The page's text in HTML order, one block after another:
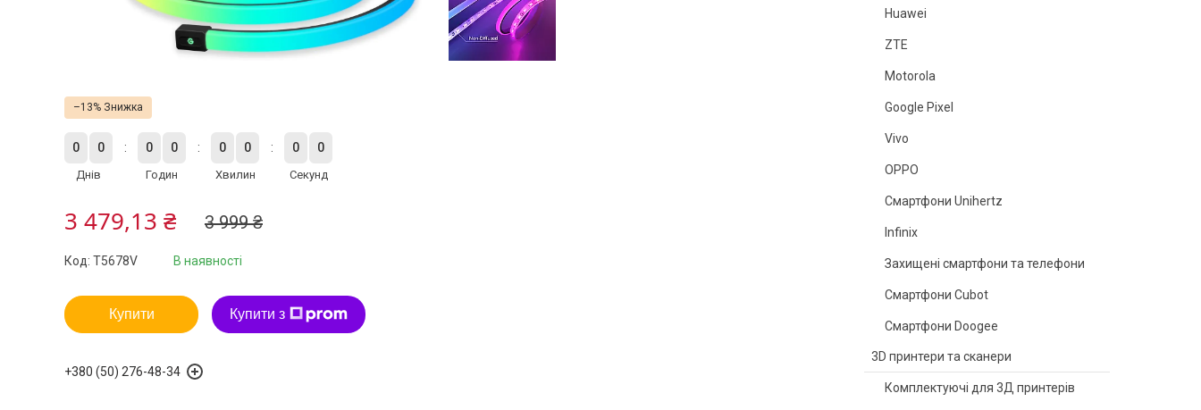
Huawei
ZTE
Motorola
Google Pixel
Vivo
OPPO
Смартфони Unihertz
Infinix
Захищені смартфони та телефони
Смартфони Cubot
Смартфони Doogee
3D принтери та сканери
Комплектуючі для 3Д принтерів
–13%
0 0
Днів
0 0
Годин
0 0
Хвилин
0 0
Секунд
3 999 ₴
3 479,13 ₴
В наявності
Код: T5678V
Купити Купити з
+380 (50) 276-48-34